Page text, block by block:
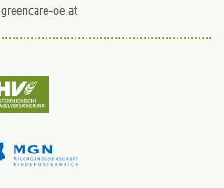
oe.at